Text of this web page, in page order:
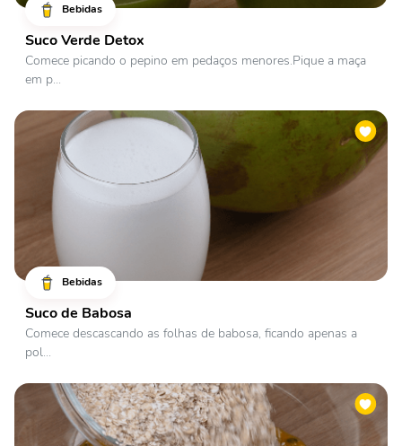
Bebidas
Suco Verde Detox
Comece picando o pepino em pedaços menores.Pique a maça
em p...
Bebidas
Suco de Babosa
Comece descascando as folhas de babosa, ficando apenas a
pol...